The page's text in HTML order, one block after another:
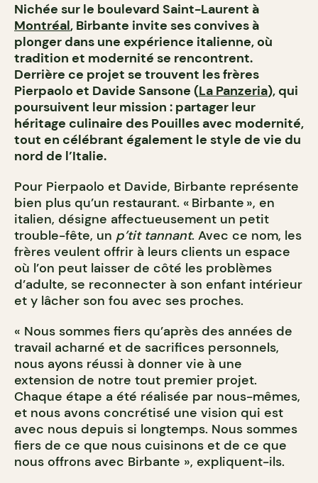
Nichée sur le boulevard Saint-Laurent à
Montréal, Birbante invite ses convives à
plonger dans une expérience italienne, où
tradition et modernité se rencontrent.
Derrière ce projet se trouvent les frères
Pierpaolo et Davide Sansone (La Panzeria), qui
poursuivent leur mission : partager leur
héritage culinaire des Pouilles avec modernité,
tout en célébrant également le style de vie du
nord de l’Italie.
Pour Pierpaolo et Davide, Birbante représente
bien plus qu’un restaurant. « Birbante », en
italien, désigne affectueusement un petit
trouble-fête, un p’tit tannant. Avec ce nom, les
frères veulent offrir à leurs clients un espace
où l’on peut laisser de côté les problèmes
d’adulte, se reconnecter à son enfant intérieur
et y lâcher son fou avec ses proches.
« Nous sommes fiers qu’après des années de
travail acharné et de sacrifices personnels,
nous ayons réussi à donner vie à une
extension de notre tout premier projet.
Chaque étape a été réalisée par nous-mêmes,
et nous avons concrétisé une vision qui est
avec nous depuis si longtemps. Nous sommes
fiers de ce que nous cuisinons et de ce que
nous offrons avec Birbante », expliquent-ils.